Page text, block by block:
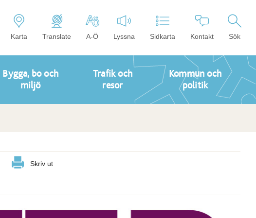
Karta Translate A-Ö Lyssna Sidkarta Kontakt Sök
Bygga, bo och
miljö
Trafik och
resor
Kommun och
politik
Skriv ut